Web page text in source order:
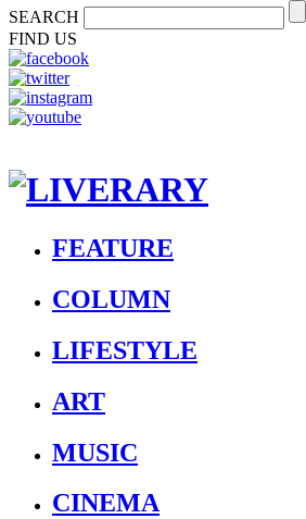
SEARCH
FIND US
FEATURE
COLUMN
LIFESTYLE
ART
MUSIC
CINEMA